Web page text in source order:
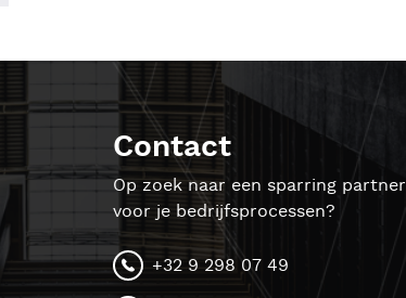
Contact
Op zoek naar een sparring partner
voor je bedrijfsprocessen?
+32 9 298 07 49